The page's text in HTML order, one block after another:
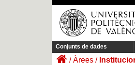
Conjunts de dades
Àrees